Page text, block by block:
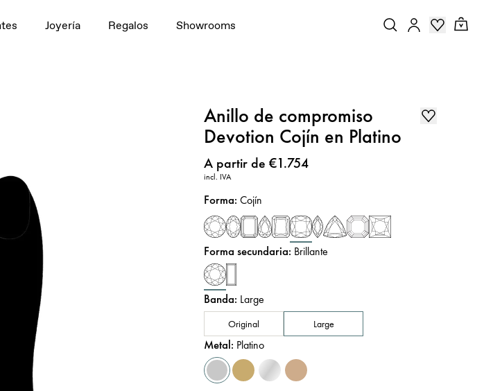
Joyería Regalos Showrooms
Anillo de compromiso
Devotion Cojín en Platino
Precio:
A partir de €1.754
incl. IVA
Forma:Cojín
Forma secundaria: Brillante
Banda: Large
Original Large
Metal: Platino